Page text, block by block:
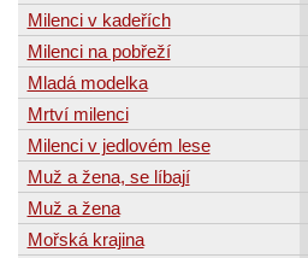
Milenci v kadeřích
Milenci na pobřeží
Mladá modelka
Mrtví milenci
Milenci v jedlovém lese
Muž a žena, se líbají
Muž a žena
Mořská krajina